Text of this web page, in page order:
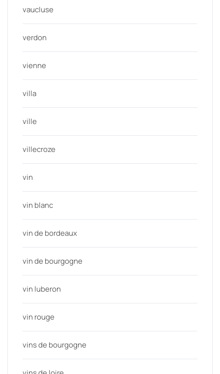
vaucluse
verdon
vienne
villa
ville
villecroze
vin
vin blanc
vin de bordeaux
vin de bourgogne
vin luberon
vin rouge
vins de bourgogne